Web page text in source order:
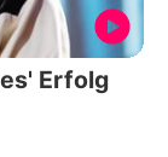
Erfolg